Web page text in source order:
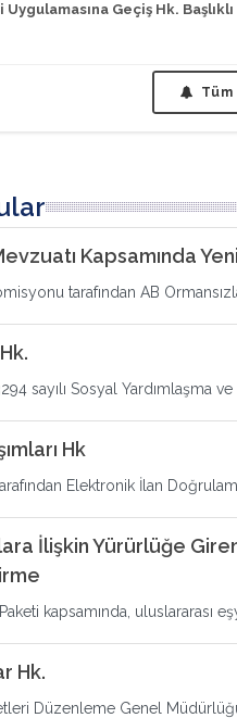
Geçiş Hk. Başlıklı
Tüm
Kapsamında
tarafından AB
sayılı Sosyal Yardımlaşma ve
Hk
Elektronik İlan
İlişkin Yürürlüğe
kapsamında, uluslararası eşya
Hk.
Düzenleme Genel